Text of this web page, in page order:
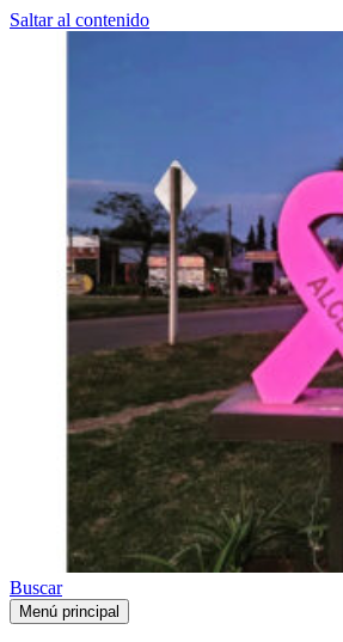
Saltar al contenido
Buscar
Menú principal